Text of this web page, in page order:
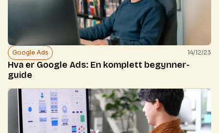
Google Ads 14/12/23
Hva er Google Ads: En komplett begynner-
guide